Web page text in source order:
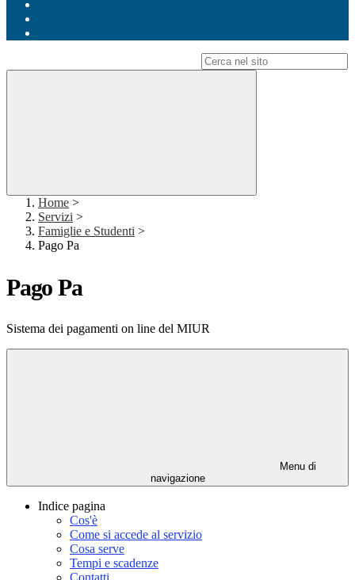
Home >
Servizi >
Famiglie e Studenti >
Pago Pa
Pago Pa
Sistema dei pagamenti on line del MIUR
Menu di
navigazione
Indice pagina
Cos'è
Come si accede al servizio
Cosa serve
Tempi e scadenze
Contatti